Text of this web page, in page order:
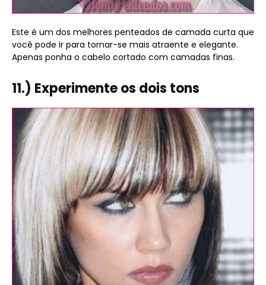
Este é um dos melhores penteados de camada curta que
você pode ir para tornar-se mais atraente e elegante.
Apenas ponha o cabelo cortado com camadas finas.
11.) Experimente os dois tons